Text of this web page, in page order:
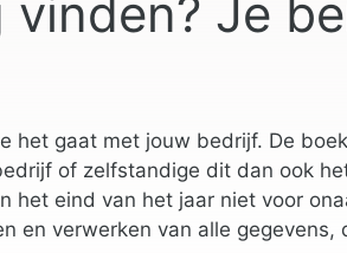
Je
het gaat met jouw bedrijf. De
of zelfstandige dit dan ook
eind van het jaar niet voor
en verwerken van alle